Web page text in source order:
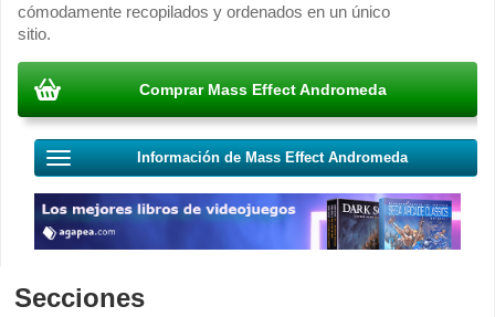
cómodamente recopilados y ordenados en un único
sitio.
Comprar Mass Effect Andromeda
Información de Mass Effect Andromeda
Secciones